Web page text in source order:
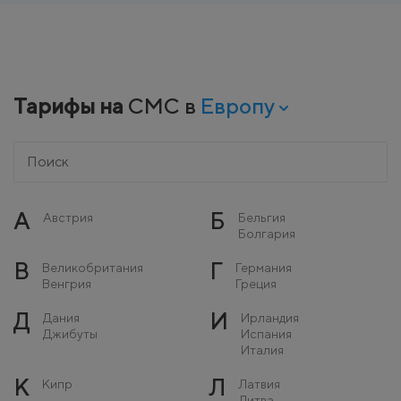
Тарифы на СМС в Европу
А Австрия Б
Бельгия
Болгария
В
Великобритания
Венгрия
Г
Германия
Греция
Д
Дания
Джибуты
И
Ирландия
Испания
Италия
К Кипр Л
Латвия